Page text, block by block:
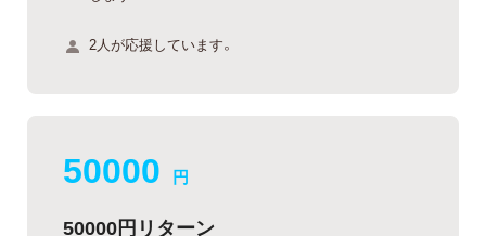
2人が応援しています。
50000 円
50000円リターン